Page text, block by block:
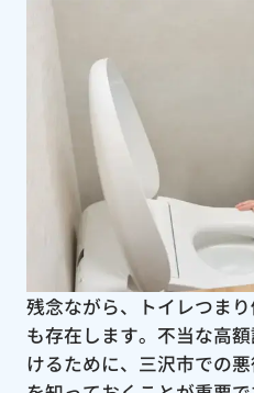
残念ながら、トイレつま
も存在します。不当な高
けるために、三沢市での